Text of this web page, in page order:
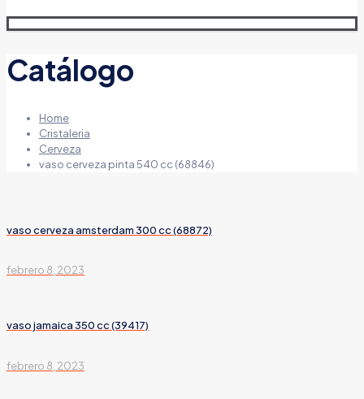
Catálogo
Home
Cristaleria
Cerveza
vaso cerveza pinta 540 cc (68846)
vaso cerveza amsterdam 300 cc (68872)
febrero 8, 2023
vaso jamaica 350 cc (39417)
febrero 8, 2023